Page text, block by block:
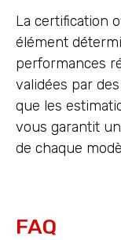
La certification
élément
performances
validées par
que les
vous garantit
de chaque
FAQ